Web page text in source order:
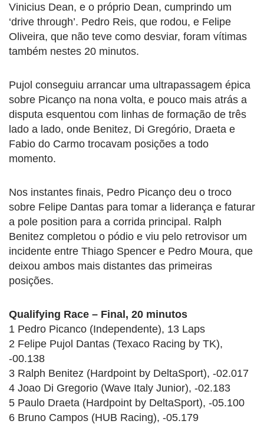
Vinicius Dean, e o próprio Dean, cumprindo um
‘drive through’. Pedro Reis, que rodou, e Felipe
Oliveira, que não teve como desviar, foram vítimas
também nestes 20 minutos.
Pujol conseguiu arrancar uma ultrapassagem épica
sobre Picanço na nona volta, e pouco mais atrás a
disputa esquentou com linhas de formação de três
lado a lado, onde Benitez, Di Gregório, Draeta e
Fabio do Carmo trocavam posições a todo
momento.
Nos instantes finais, Pedro Picanço deu o troco
sobre Felipe Dantas para tomar a liderança e faturar
a pole position para a corrida principal. Ralph
Benitez completou o pódio e viu pelo retrovisor um
incidente entre Thiago Spencer e Pedro Moura, que
deixou ambos mais distantes das primeiras
posições.
Qualifying Race – Final, 20 minutos
1 Pedro Picanco (Independente), 13 Laps
2 Felipe Pujol Dantas (Texaco Racing by TK),
-00.138
3 Ralph Benitez (Hardpoint by DeltaSport), -02.017
4 Joao Di Gregorio (Wave Italy Junior), -02.183
5 Paulo Draeta (Hardpoint by DeltaSport), -05.100
6 Bruno Campos (HUB Racing), -05.179